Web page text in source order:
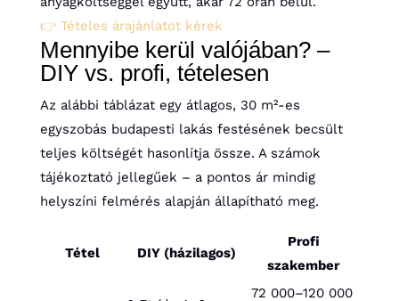
👉 Tételes árajánlatot kérek
Mennyibe kerül valójában? –
DIY vs. profi, tételesen
Az alábbi táblázat egy átlagos, 30 m²-es
egyszobás budapesti lakás festésének becsült
teljes költségét hasonlítja össze. A számok
tájékoztató jellegűek – a pontos ár mindig
helyszíni felmérés alapján állapítható meg.
Tétel DIY (házilagos)
Profi
szakember
72 000–120 000